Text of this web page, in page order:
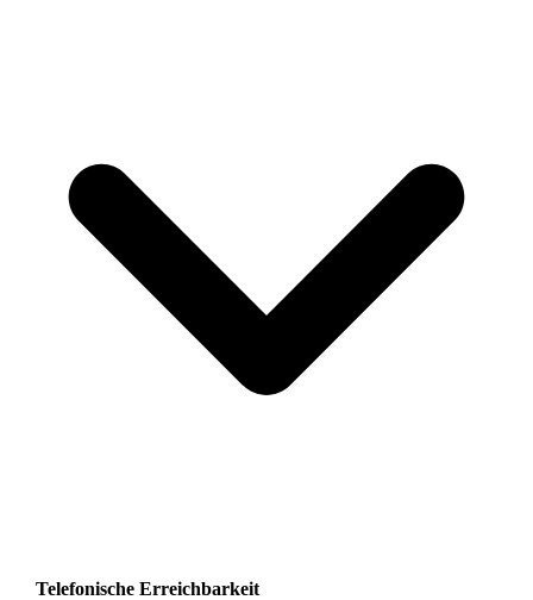
Telefonische Erreichbarkeit